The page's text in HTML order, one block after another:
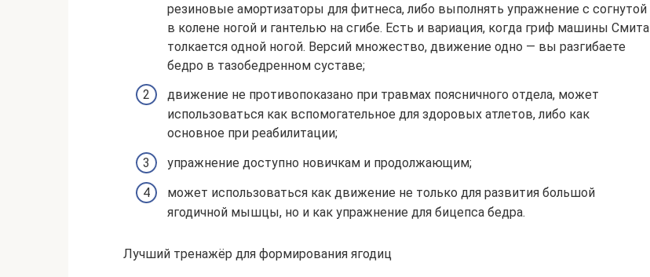
резиновые амортизаторы для фитнеса, либо выполнять упражнение с согнутой
в колене ногой и гантелью на сгибе. Есть и вариация, когда гриф машины Смита
толкается одной ногой. Версий множество, движение одно — вы разгибаете
бедро в тазобедренном суставе;
движение не противопоказано при травмах поясничного отдела, может
использоваться как вспомогательное для здоровых атлетов, либо как
основное при реабилитации;
упражнение доступно новичкам и продолжающим;
может использоваться как движение не только для развития большой
ягодичной мышцы, но и как упражнение для бицепса бедра.
Лучший тренажёр для формирования ягодиц